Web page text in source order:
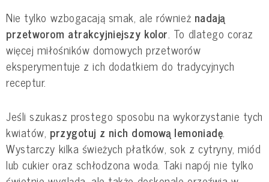
Nie tylko wzbogacają smak, ale również nadają
przetworom atrakcyjniejszy kolor. To dlatego coraz
więcej miłośników domowych przetworów
eksperymentuje z ich dodatkiem do tradycyjnych
receptur.
Jeśli szukasz prostego sposobu na wykorzystanie tych
kwiatów, przygotuj z nich domową lemoniadę.
Wystarczy kilka świeżych płatków, sok z cytryny, miód
lub cukier oraz schłodzona woda. Taki napój nie tylko